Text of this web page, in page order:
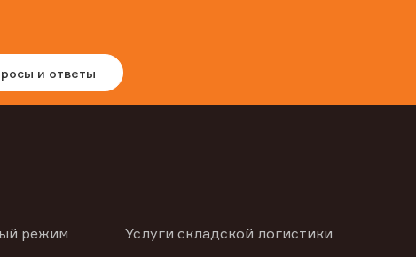
и ответы
режим
Услуги складской логистики